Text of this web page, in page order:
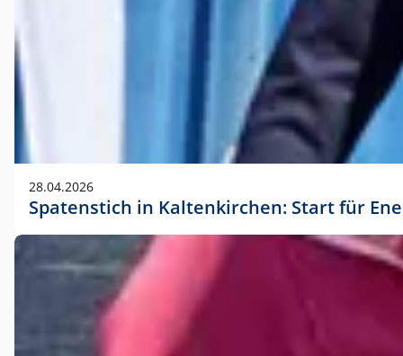
28.04.2026
Spatenstich in Kaltenkirchen: Start für